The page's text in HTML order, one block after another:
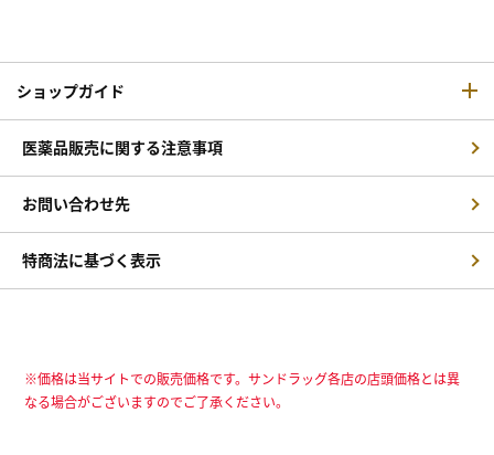
ショップガイド
医薬品販売に関する注意事項
お問い合わせ先
特商法に基づく表示
※価格は当サイトでの販売価格です。サンドラッグ各店の店頭価格とは異
なる場合がございますのでご了承ください。